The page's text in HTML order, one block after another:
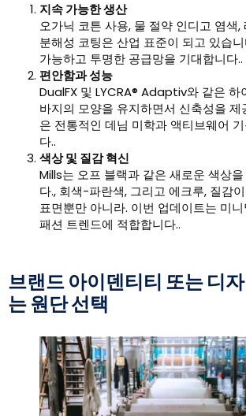
지속 가능한 생산
오가닉 코튼 사용, 물 절약 인디고 염색,
분해성 코팅은 산업 표준이 되고 있습
가능하고 투명한 공급망을 기대합니다..
편안함과 성능
DualFX 및 LYCRA® Adaptiv와 같은 하
바지의 모양을 유지하면서 신축성을 제
은 전통적인 데님 미학과 액티브웨어
다..
색상 및 질감 혁신
Mills는 오프 블랙과 같은 새로운 색상
다., 회색-파란색, 그리고 에크루, 질감
표면뿐만 아니라. 이번 업데이트는 미
패션 트렌드에 적합합니다..
브랜드 아이덴티티 또는 디
는 원단 선택